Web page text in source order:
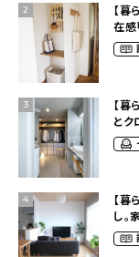
2
【
在感
ショ
ん）
3
【
とク
ス〜
ん）
4
【
し。
賃貸